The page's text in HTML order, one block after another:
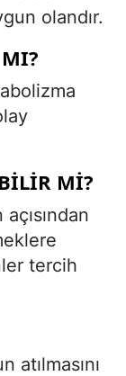
olandır.
MI?
tercih